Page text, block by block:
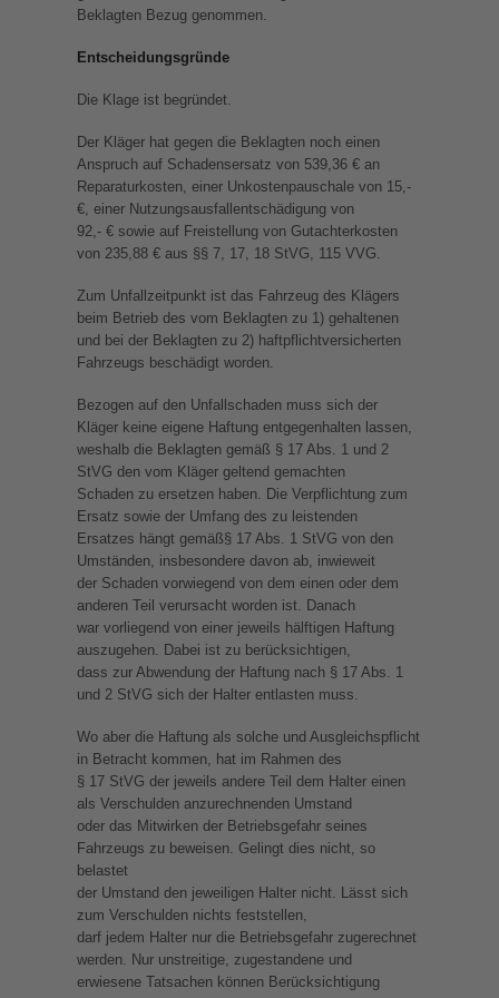
Beklagten Bezug genommen.
Entscheidungsgründe
Die Klage ist begründet.
Der Kläger hat gegen die Beklagten noch einen
Anspruch auf Schadensersatz von 539,36 € an
Reparaturkosten, einer Unkostenpauschale von 15,-
€, einer Nutzungsausfallentschädigung von
92,- € sowie auf Freistellung von Gutachterkosten
von 235,88 € aus §§ 7, 17, 18 StVG, 115 VVG.
Zum Unfallzeitpunkt ist das Fahrzeug des Klägers
beim Betrieb des vom Beklagten zu 1) gehaltenen
und bei der Beklagten zu 2) haftpflichtversicherten
Fahrzeugs beschädigt worden.
Bezogen auf den Unfallschaden muss sich der
Kläger keine eigene Haftung entgegenhalten lassen,
weshalb die Beklagten gemäß § 17 Abs. 1 und 2
StVG den vom Kläger geltend gemachten
Schaden zu ersetzen haben. Die Verpflichtung zum
Ersatz sowie der Umfang des zu leistenden
Ersatzes hängt gemäß§ 17 Abs. 1 StVG von den
Umständen, insbesondere davon ab, inwieweit
der Schaden vorwiegend von dem einen oder dem
anderen Teil verursacht worden ist. Danach
war vorliegend von einer jeweils hälftigen Haftung
auszugehen. Dabei ist zu berücksichtigen,
dass zur Abwendung der Haftung nach § 17 Abs. 1
und 2 StVG sich der Halter entlasten muss.
Wo aber die Haftung als solche und Ausgleichspflicht
in Betracht kommen, hat im Rahmen des
§ 17 StVG der jeweils andere Teil dem Halter einen
als Verschulden anzurechnenden Umstand
oder das Mitwirken der Betriebsgefahr seines
Fahrzeugs zu beweisen. Gelingt dies nicht, so
belastet
der Umstand den jeweiligen Halter nicht. Lässt sich
zum Verschulden nichts feststellen,
darf jedem Halter nur die Betriebsgefahr zugerechnet
werden. Nur unstreitige, zugestandene und
erwiesene Tatsachen können Berücksichtigung